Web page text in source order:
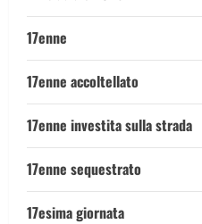
17enne
17enne accoltellato
17enne investita sulla strada
17enne sequestrato
17esima giornata